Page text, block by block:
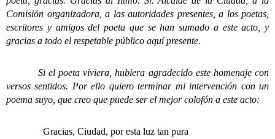
Comisión organizadora, a las autoridades presentes, a los poetas,
escritores y amigos del poeta que se han sumado a este acto, y
gracias a todo el respetable público aquí presente.
Si el poeta viviera, hubiera agradecido este homenaje con
versos sentidos. Por ello quiero terminar mi intervención con un
poema suyo, que creo que puede ser el mejor colofón a este acto:
Gracias, Ciudad, por esta luz tan pura